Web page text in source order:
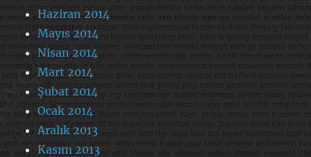
Haziran 2014
Mayıs 2014
Nisan 2014
Mart 2014
Şubat 2014
Ocak 2014
Aralık 2013
Kasım 2013